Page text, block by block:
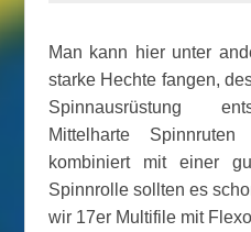
Man kann hier unter
starke Hechte fangen,
Spinnausrüstung
Mittelharte
kombiniert mit einer
Spinnrolle sollten es
wir 17er Multifile mit